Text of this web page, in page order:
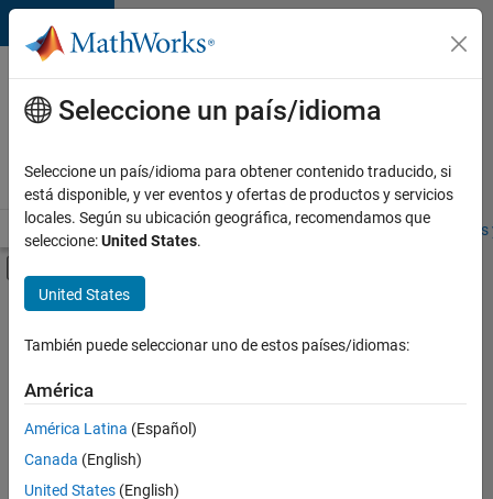
Saltar al contenido
Ofertas
de
empleo
MathWorks
Visión general Búsqueda de empleo Oficinas locales
Contenido principal
FILTRADO POR
Product Marketing
Ordenar por
Seleccione un país/idioma
Seleccione un país/idioma para obtener contenido traducido, si
está disponible, y ver eventos y ofertas de productos y servicios
locales. Según su ubicación geográfica, recomendamos que
seleccione:United States.
United States
También puede seleccionar uno de estos países/idiomas:
América
América Latina (Español)
Canada (English)
United States (English)